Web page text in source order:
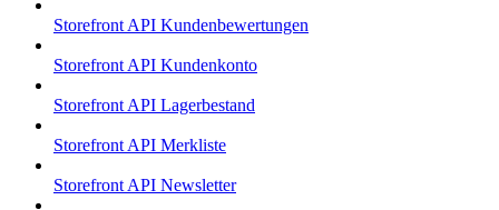
Storefront API Kundenbewertungen
Storefront API Kundenkonto
Storefront API Lagerbestand
Storefront API Merkliste
Storefront API Newsletter